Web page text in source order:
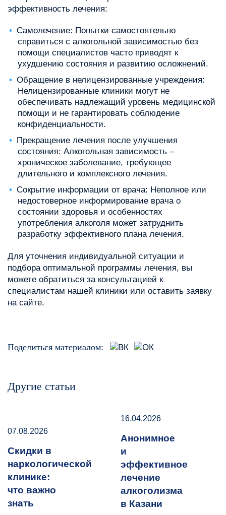
эффективность лечения:
Самолечение: Попытки самостоятельно
справиться с алкогольной зависимостью без
помощи специалистов часто приводят к
ухудшению состояния и развитию осложнений.
Обращение в нелицензированные учреждения:
Нелицензированные клиники могут не
обеспечивать надлежащий уровень медицинской
помощи и не гарантировать соблюдение
конфиденциальности.
Прекращение лечения после улучшения
состояния: Алкогольная зависимость –
хроническое заболевание, требующее
длительного и комплексного лечения.
Сокрытие информации от врача: Неполное или
недостоверное информирование врача о
состоянии здоровья и особенностях
употребления алкоголя может затруднить
разработку эффективного плана лечения.
Для уточнения индивидуальной ситуации и
подбора оптимальной программы лечения, вы
можете обратиться за консультацией к
специалистам нашей клиники или оставить заявку
на сайте.
Поделиться материалом:
Другие статьи
07.08.2026
Скидки в
наркологической
клинике:
что важно
знать
16.04.2026
Анонимное
и
эффективное
лечение
алкоголизма
в Казани